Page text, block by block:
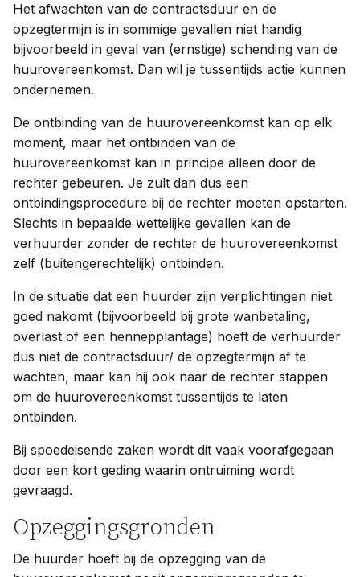
Het afwachten van de contractsduur en de
opzegtermijn is in sommige gevallen niet handig
bijvoorbeeld in geval van (ernstige) schending van de
huurovereenkomst. Dan wil je tussentijds actie kunnen
ondernemen.
De ontbinding van de huurovereenkomst kan op elk
moment, maar het ontbinden van de
huurovereenkomst kan in principe alleen door de
rechter gebeuren. Je zult dan dus een
ontbindingsprocedure bij de rechter moeten opstarten.
Slechts in bepaalde wettelijke gevallen kan de
verhuurder zonder de rechter de huurovereenkomst
zelf (buitengerechtelijk) ontbinden.
In de situatie dat een huurder zijn verplichtingen niet
goed nakomt (bijvoorbeeld bij grote wanbetaling,
overlast of een hennepplantage) hoeft de verhuurder
dus niet de contractsduur/ de opzegtermijn af te
wachten, maar kan hij ook naar de rechter stappen
om de huurovereenkomst tussentijds te laten
ontbinden.
Bij spoedeisende zaken wordt dit vaak voorafgegaan
door een kort geding waarin ontruiming wordt
gevraagd.
Opzeggingsgronden
De huurder hoeft bij de opzegging van de